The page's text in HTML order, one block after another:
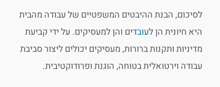
לסיכום, הבנת ההיבטים המשפטיים של עבודה מהבית
היא חיונית הן לעובדים והן למעסיקים. על ידי קביעת
מדיניות ותקנות ברורות, מעסיקים יכולים ליצור סביבת
עבודה וירטואלית בטוחה, הוגנת ופרודוקטיבית.